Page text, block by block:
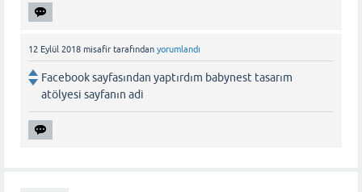
12 Eylül 2018 misafir tarafından yorumlandı
Facebook sayfasından yaptırdım babynest tasarım
atölyesi sayfanın adi